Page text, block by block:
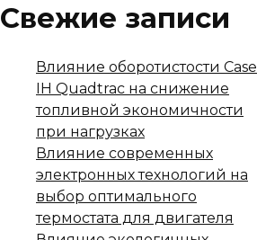
Свежие записи
Влияние оборотистости Case
IH Quadtrac на снижение
топливной экономичности
при нагрузках
Влияние современных
электронных технологий на
выбор оптимального
термостата для двигателя